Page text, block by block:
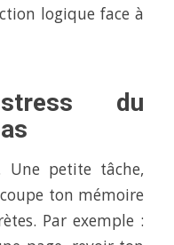
logique face à
du
petite tâche,
ton mémoire
Par exemple :